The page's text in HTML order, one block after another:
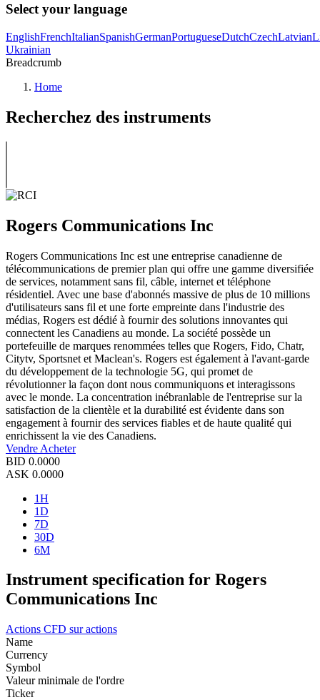
Select your language
EnglishFrenchItalianSpanishGermanPortugueseDutchCzechLatvian
Ukrainian
Breadcrumb
Home
Recherchez des instruments
Rogers Communications Inc
Rogers Communications Inc est une entreprise canadienne de
télécommunications de premier plan qui offre une gamme diversifiée
de services, notamment sans fil, câble, internet et téléphone
résidentiel. Avec une base d'abonnés massive de plus de 10 millions
d'utilisateurs sans fil et une forte empreinte dans l'industrie des
médias, Rogers est dédié à fournir des solutions innovantes qui
connectent les Canadiens au monde. La société possède un
portefeuille de marques renommées telles que Rogers, Fido, Chatr,
Citytv, Sportsnet et Maclean's. Rogers est également à l'avant-garde
du développement de la technologie 5G, qui promet de
révolutionner la façon dont nous communiquons et interagissons
avec le monde. La concentration inébranlable de l'entreprise sur la
satisfaction de la clientèle et la durabilité est évidente dans son
engagement à fournir des services fiables et de haute qualité qui
enrichissent la vie des Canadiens.
Vendre Acheter
BID 0.0000
ASK 0.0000
1H
1D
7D
30D
6M
Instrument specification for Rogers
Communications Inc
Actions CFD sur actions
Name
Currency
Symbol
Valeur minimale de l'ordre
Ticker